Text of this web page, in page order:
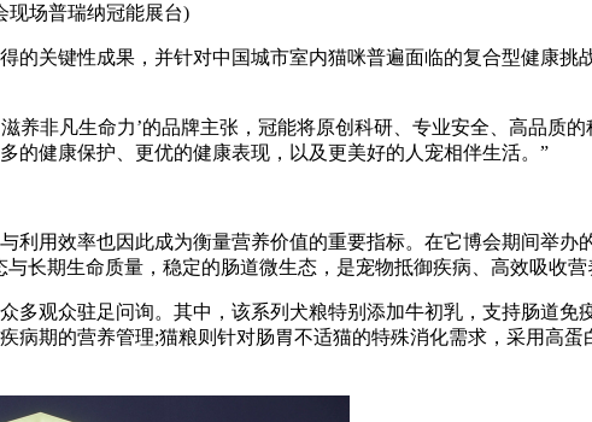
场普瑞纳冠能展台)
关键性成果，并针对中国城市室内猫咪普遍面临的复合型健康挑
非凡生命力’的品牌主张，冠能将原创科研、专业安全、高品质
的健康保护、更优的健康表现，以及更美好的人宠相伴生活。”
用效率也因此成为衡量营养价值的重要指标。在它博会期间举办
长期生命质量，稳定的肠道微生态，是宠物抵御疾病、高效吸收
观众驻足问询。其中，该系列犬粮特别添加牛初乳，支持肠道免
期的营养管理;猫粮则针对肠胃不适猫的特殊消化需求，采用高